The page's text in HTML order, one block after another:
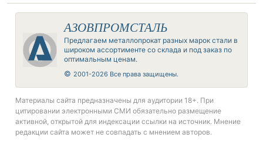
АЗОВПРОМСТАЛЬ
Предлагаем металлопрокат разных марок стали в
широком ассортименте со склада и под заказ по
оптимальным ценам.
© 2001-2026 Все права защищены.
Материалы сайта предназначены для аудитории 18+. При
цитировании электронными СМИ обязательно размещение
активной, открытой для индексации ссылки на источник. Мнение
редакции сайта может не совпадать с мнением авторов.